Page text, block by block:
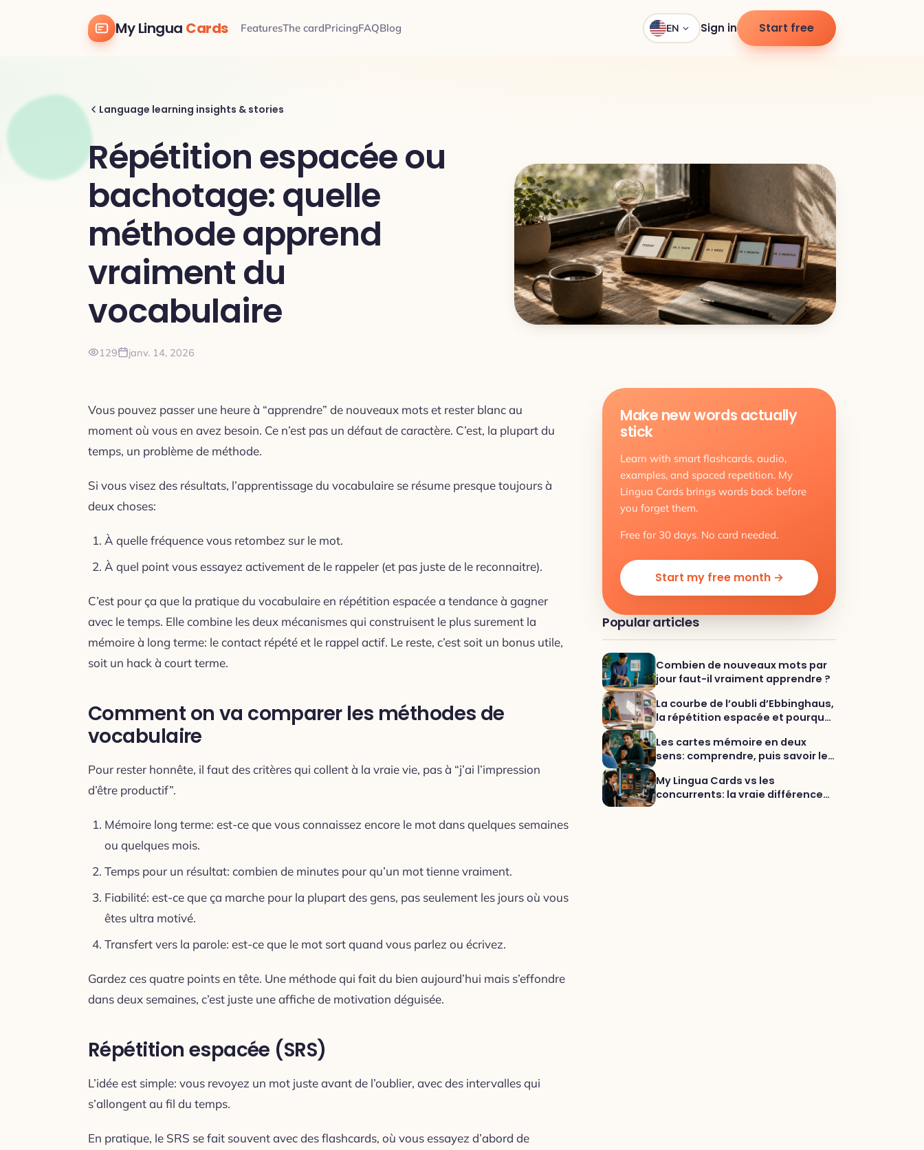
My Lingua Cards FeaturesThe cardPricingFAQBlog EN Sign in Start free
Language learning insights & stories
Répétition espacée ou
bachotage: quelle
méthode apprend
vraiment du
vocabulaire
129 janv. 14, 2026
Vous pouvez passer une heure à “apprendre” de nouveaux mots et rester blanc au
moment où vous en avez besoin. Ce n’est pas un défaut de caractère. C’est, la plupart du
temps, un problème de méthode.
Si vous visez des résultats, l’apprentissage du vocabulaire se résume presque toujours à
deux choses:
À quelle fréquence vous retombez sur le mot.
À quel point vous essayez activement de le rappeler (et pas juste de le reconnaitre).
C’est pour ça que la pratique du vocabulaire en répétition espacée a tendance à gagner
avec le temps. Elle combine les deux mécanismes qui construisent le plus surement la
mémoire à long terme: le contact répété et le rappel actif. Le reste, c’est soit un bonus utile,
soit un hack à court terme.
Comment on va comparer les méthodes de
vocabulaire
Pour rester honnête, il faut des critères qui collent à la vraie vie, pas à “j’ai l’impression
d’être productif”.
Mémoire long terme: est-ce que vous connaissez encore le mot dans quelques semaines
ou quelques mois.
Temps pour un résultat: combien de minutes pour qu’un mot tienne vraiment.
Fiabilité: est-ce que ça marche pour la plupart des gens, pas seulement les jours où vous
êtes ultra motivé.
Transfert vers la parole: est-ce que le mot sort quand vous parlez ou écrivez.
Gardez ces quatre points en tête. Une méthode qui fait du bien aujourd’hui mais s’effondre
dans deux semaines, c’est juste une affiche de motivation déguisée.
Répétition espacée (SRS)
L’idée est simple: vous revoyez un mot juste avant de l’oublier, avec des intervalles qui
s’allongent au fil du temps.
En pratique, le SRS se fait souvent avec des flashcards, où vous essayez d’abord de
Make new words actually
stick
Learn with smart flashcards, audio,
examples, and spaced repetition. My
Lingua Cards brings words back before
you forget them.
Free for 30 days. No card needed.
Start my free month →
Popular articles
Combien de nouveaux mots par
jour faut-il vraiment apprendre ?
La courbe de l’oubli d’Ebbinghaus,
la répétition espacée et pourquoi
mémoriser les mots
Les cartes mémoire en deux
sens: comprendre, puis savoir le
My Lingua Cards vs les
concurrents: la vraie différence